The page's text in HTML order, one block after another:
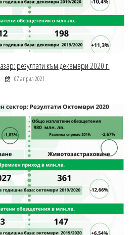
резултати към декември 2020 г.
07 април 2021